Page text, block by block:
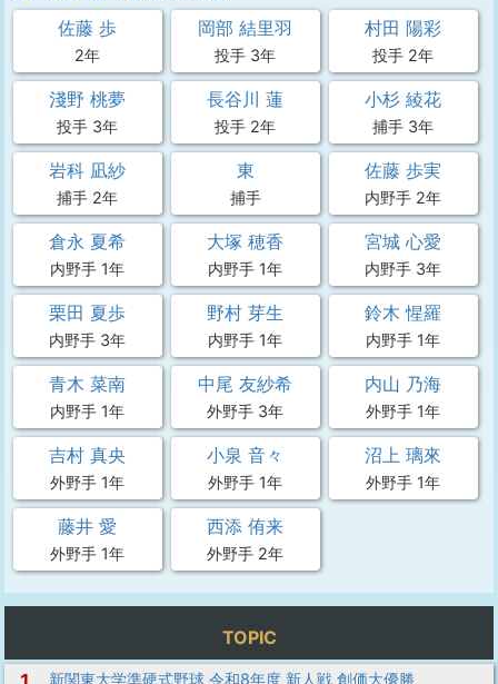
佐藤 歩
2年
岡部 結里羽
投手 3年
村田 陽彩
投手 2年
淺野 桃夢
投手 3年
長谷川 蓮
投手 2年
小杉 綾花
捕手 3年
岩科 凪紗
捕手 2年
東
捕手
佐藤 歩実
内野手 2年
倉永 夏希
内野手 1年
大塚 穂香
内野手 1年
宮城 心愛
内野手 3年
栗田 夏歩
内野手 3年
野村 芽生
内野手 1年
鈴木 惺羅
内野手 1年
青木 菜南
内野手 1年
中尾 友紗希
外野手 3年
内山 乃海
外野手 1年
吉村 真央
外野手 1年
小泉 音々
外野手 1年
沼上 璃來
外野手 1年
藤井 愛
外野手 1年
西添 侑来
外野手 2年
TOPIC
新関東大学準硬式野球 令和8年度 新人戦 創価大優勝